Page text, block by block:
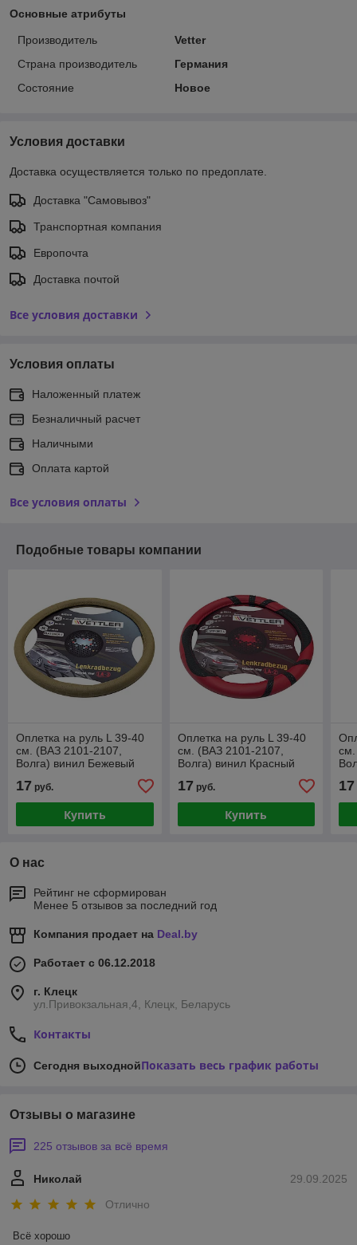
Основные атрибуты
Производитель
Vetter
Страна производитель
Германия
Состояние
Новое
Условия доставки
Доставка осуществляется только по предоплате.
Доставка "Самовывоз"
Транспортная компания
Европочта
Доставка почтой
Все условия доставки
Условия оплаты
Наложенный платеж
Безналичный расчет
Наличными
Оплата картой
Все условия оплаты
Подобные товары компании
Оплетка на руль L 39-40
см. (ВАЗ 2101-2107,
Волга) винил Бежевый
17 руб.
Купить
Оплетка на руль L 39-40
см. (ВАЗ 2101-2107,
Волга) винил Красный
17 руб.
Купить
17
О нас
Рейтинг не сформирован
Менее 5 отзывов за последний год
Компания продает на Deal.by
Работает с 06.12.2018
г. Клецк
ул.Привокзальная,4, Клецк, Беларусь
Контакты
Сегодня выходнойПоказать весь график работы
Отзывы о магазине
225 отзывов за всё время
29.09.2025
Николай
Отлично
Всё хорошо